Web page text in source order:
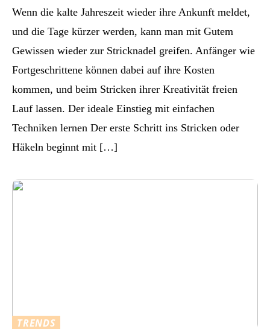
Wenn die kalte Jahreszeit wieder ihre Ankunft meldet,
und die Tage kürzer werden, kann man mit Gutem
Gewissen wieder zur Stricknadel greifen. Anfänger wie
Fortgeschrittene können dabei auf ihre Kosten
kommen, und beim Stricken ihrer Kreativität freien
Lauf lassen. Der ideale Einstieg mit einfachen
Techniken lernen Der erste Schritt ins Stricken oder
Häkeln beginnt mit […]
TRENDS